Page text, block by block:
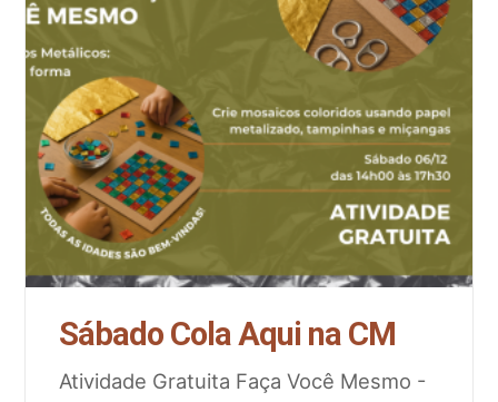
Sábado Cola Aqui na CM
Atividade Gratuita Faça Você Mesmo -